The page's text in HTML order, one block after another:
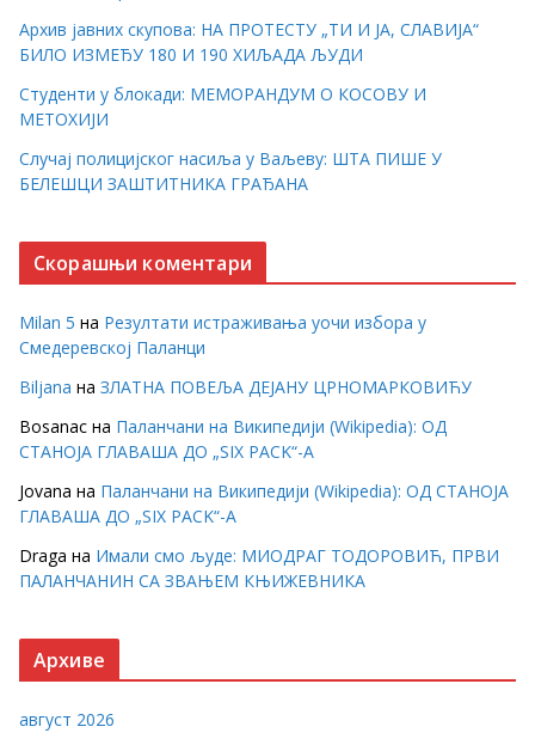
Архив јавних скупова: НА ПРОТЕСТУ „ТИ И ЈА, СЛАВИЈА“
БИЛО ИЗМЕЂУ 180 И 190 ХИЉАДА ЉУДИ
Студенти у блокади: МЕМОРАНДУМ О КОСОВУ И
МЕТОХИЈИ
Случај полицијског насиља у Ваљеву: ШТА ПИШЕ У
БЕЛЕШЦИ ЗАШТИТНИКА ГРАЂАНА
Скорашњи коментари
Milan 5 на Резултати истраживања уочи избора у
Смедеревској Паланци
Biljana на ЗЛАТНА ПОВЕЉА ДЕЈАНУ ЦРНОМАРКОВИЋУ
Bosanac на Паланчани на Википедији (Wikipedia): ОД
СТАНОЈА ГЛАВАША ДО „SIX PACK“-А
Jovana на Паланчани на Википедији (Wikipedia): ОД СТАНОЈА
ГЛАВАША ДО „SIX PACK“-А
Draga на Имали смо људе: МИОДРАГ ТОДОРОВИЋ, ПРВИ
ПАЛАНЧАНИН СА ЗВАЊЕМ КЊИЖЕВНИКА
Архиве
август 2026